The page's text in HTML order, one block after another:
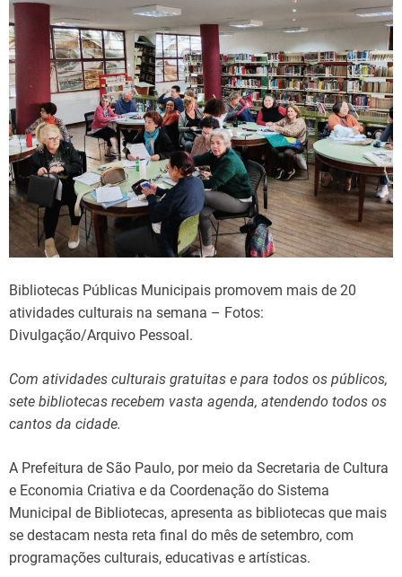
Bibliotecas Públicas Municipais promovem mais de 20
atividades culturais na semana – Fotos:
Divulgação/Arquivo Pessoal.
Com atividades culturais gratuitas e para todos os públicos,
sete bibliotecas recebem vasta agenda, atendendo todos os
cantos da cidade.
A Prefeitura de São Paulo, por meio da Secretaria de Cultura
e Economia Criativa e da Coordenação do Sistema
Municipal de Bibliotecas, apresenta as bibliotecas que mais
se destacam nesta reta final do mês de setembro, com
programações culturais, educativas e artísticas.